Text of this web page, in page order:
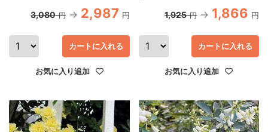
3,080 円 2,987 円
お気に入り追加
カートに入れる
1,925 円 1,866 円
お気に入り追加
カートに入れる